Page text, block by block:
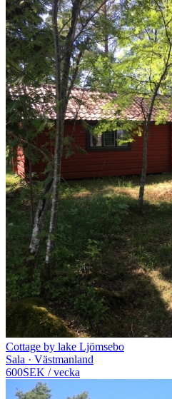
Cottage by lake Ljömsebo
Sala · Västmanland
600SEK /vecka